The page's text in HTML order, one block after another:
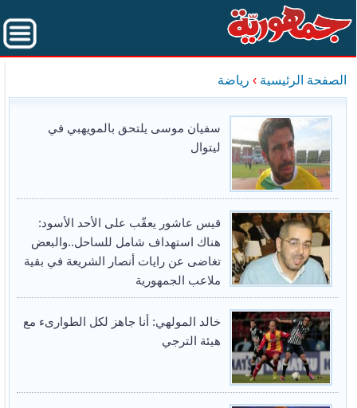
الصفحة الرئيسية › رياضة
سفيان موسى يلتحق بالمويهبي في
ليتوال
قيس عاشور يعقّب على الأحد الأسود:
هناك استهداف شامل للساحل..والبعض
تغاضى عن رايات أنصار الشريعة في بقية
ملاعب الجمهورية
خالد المولهي: أنا جاهز لكل الطوارىء مع
هيئة الترجي